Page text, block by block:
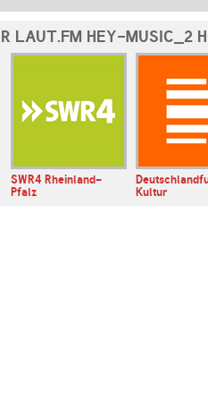
LAUT.FM HEY-MUSIC_2
SWR4 Rheinland-
Pfalz
Kultur